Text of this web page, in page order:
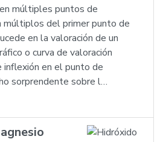
múltiples puntos de
múltiplos del primer punto de
en la valoración de un
o curva de valoración
inflexión en el punto de
sorprendente sobre l…